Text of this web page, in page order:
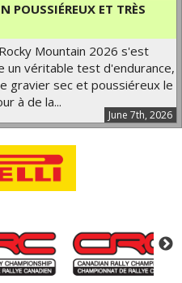
POUSSIÉREUX ET TRÈS
June 7th, 2026
Mountain 2026 s'est
un véritable test d'endurance,
gravier sec et poussiéreux le
à de la...